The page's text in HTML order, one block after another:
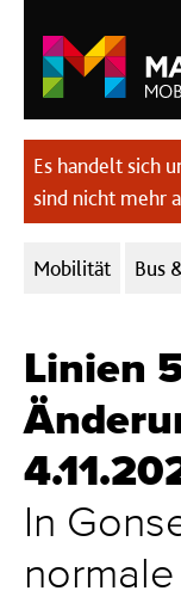
Es handelt sich
sind nicht mehr
Kategorien:
Mobilität
Bus
Linien
In